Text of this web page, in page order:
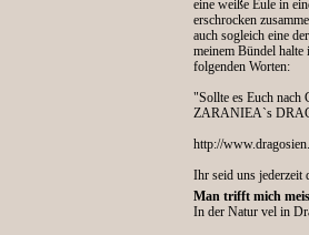
eine weiße Eule in
erschrocken
auch sogleich eine
meinem Bündel
folgenden Worten:
"Sollte es Euch nach
ZARANIEA`s
http://
Ihr seid uns jederzeit
Man trifft mich
In der Natur vel in